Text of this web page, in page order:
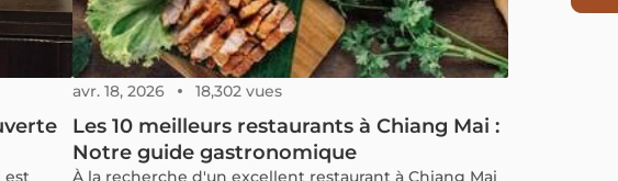
est
avr. 18, 2026 18,302 vues
Les 10 meilleurs restaurants à Chiang Mai :
Notre guide gastronomique
À la recherche d'un excellent restaurant à Chiang Mai